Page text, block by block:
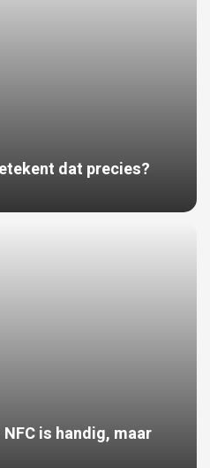
dat precies?
is handig, maar